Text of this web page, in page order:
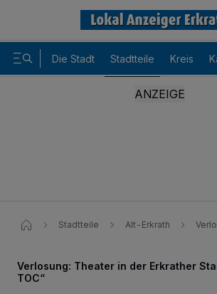
Die Stadt Stadtteile Kreis
Stadtteile Alt-Erkrath
Verlosung: Theater in der Erkrather
TOC“